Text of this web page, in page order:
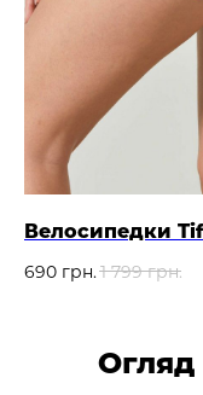
Велосипедки
690 грн.1 799 грн.
Огляд